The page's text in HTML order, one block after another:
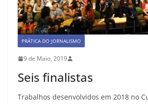
PRÁTICA DO JORNALISMO
9 de Maio, 2019
Seis finalistas
Trabalhos desenvolvidos em 2018 no